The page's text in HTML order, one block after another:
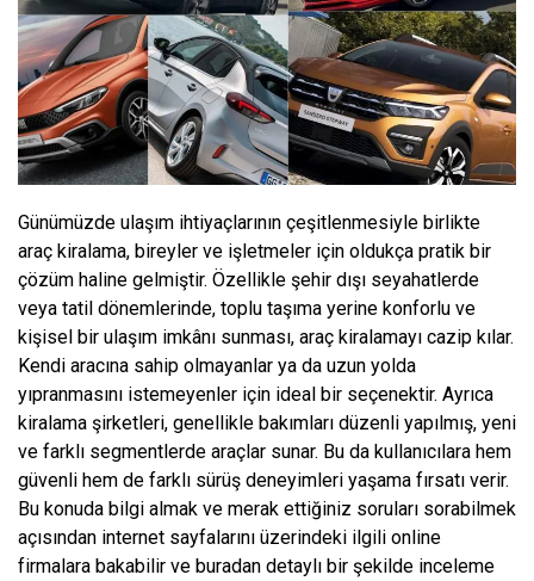
Günümüzde ulaşım ihtiyaçlarının çeşitlenmesiyle birlikte
araç kiralama, bireyler ve işletmeler için oldukça pratik bir
çözüm haline gelmiştir. Özellikle şehir dışı seyahatlerde
veya tatil dönemlerinde, toplu taşıma yerine konforlu ve
kişisel bir ulaşım imkânı sunması, araç kiralamayı cazip kılar.
Kendi aracına sahip olmayanlar ya da uzun yolda
yıpranmasını istemeyenler için ideal bir seçenektir. Ayrıca
kiralama şirketleri, genellikle bakımları düzenli yapılmış, yeni
ve farklı segmentlerde araçlar sunar. Bu da kullanıcılara hem
güvenli hem de farklı sürüş deneyimleri yaşama fırsatı verir.
Bu konuda bilgi almak ve merak ettiğiniz soruları sorabilmek
açısından internet sayfalarını üzerindeki ilgili online
firmalara bakabilir ve buradan detaylı bir şekilde inceleme